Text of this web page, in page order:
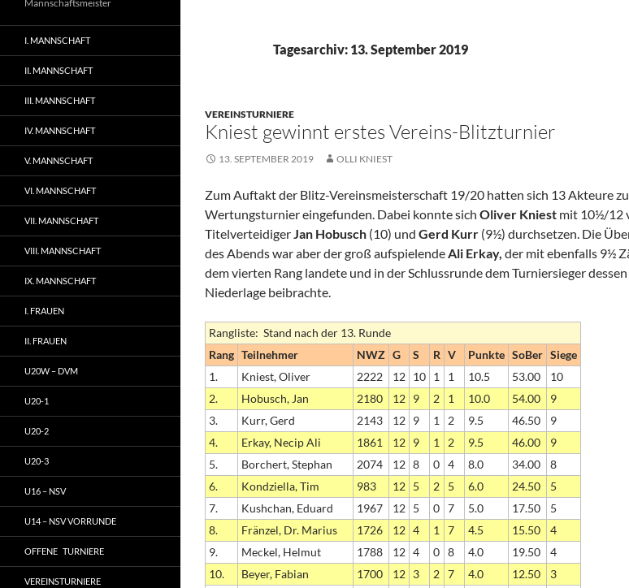
Tagesarchiv: 13. September 2019
VEREINSTURNIERE
Kniest gewinnt erstes Vereins-Blitzturnier
13. SEPTEMBER 2019 OLLI KNIEST
Zum Auftakt der Blitz-Vereinsmeisterschaft 19/20 hatten sich 13 Akteure
Wertungsturnier eingefunden. Dabei konnte sich Oliver Kniest mit 10½/12
TitelverteidigerJan Hobusch (10) und Gerd Kurr (9½) durchsetzen. Die
des Abends war aber der groß aufspielendeAli Erkay, der mit ebenfalls 9½
dem vierten Rang landete und in der Schlussrunde dem Turniersieger
Niederlage beibrachte.
Rangliste: Stand nach der 13. Runde
Rang Teilnehmer NWZ G S R V Punkte SoBer Siege
1.
Kniest, Oliver 2222 12 10 1 1 10.5 53.00
10
2.
Hobusch, Jan 2180 12 9 2 1 10.0 54.00
9
3.
Kurr, Gerd 2143 12 9 1 2 9.5 46.50
9
4.
Erkay, Necip Ali 1861 12 9 1 2 9.5 46.00
9
5.
Borchert, Stephan 2074 12 8 0 4 8.0 34.00
8
6.
Kondziella, Tim 983 12 5 2 5 6.0 24.50
5
7.
Kushchan, Eduard 1967 12 5 0 7 5.0 17.50
5
8.
Fränzel, Dr. Marius 1726 12 4 1 7 4.5 15.50
4
9.
Meckel, Helmut 1788 12 4 0 8 4.0 19.50
4
10.
Beyer, Fabian 1700 12 3 2 7 4.0 12.50
3
Mannschaftsmeister
I. MANNSCHAFT
II. MANNSCHAFT
III. MANNSCHAFT
IV. MANNSCHAFT
V. MANNSCHAFT
VI. MANNSCHAFT
VII. MANNSCHAFT
VIII. MANNSCHAFT
IX. MANNSCHAFT
I. FRAUEN
II. FRAUEN
U20W – DVM
U20-1
U20-2
U20-3
U16 – NSV
U14 – NSV VORRUNDE
OFFENE TURNIERE
VEREINSTURNIERE